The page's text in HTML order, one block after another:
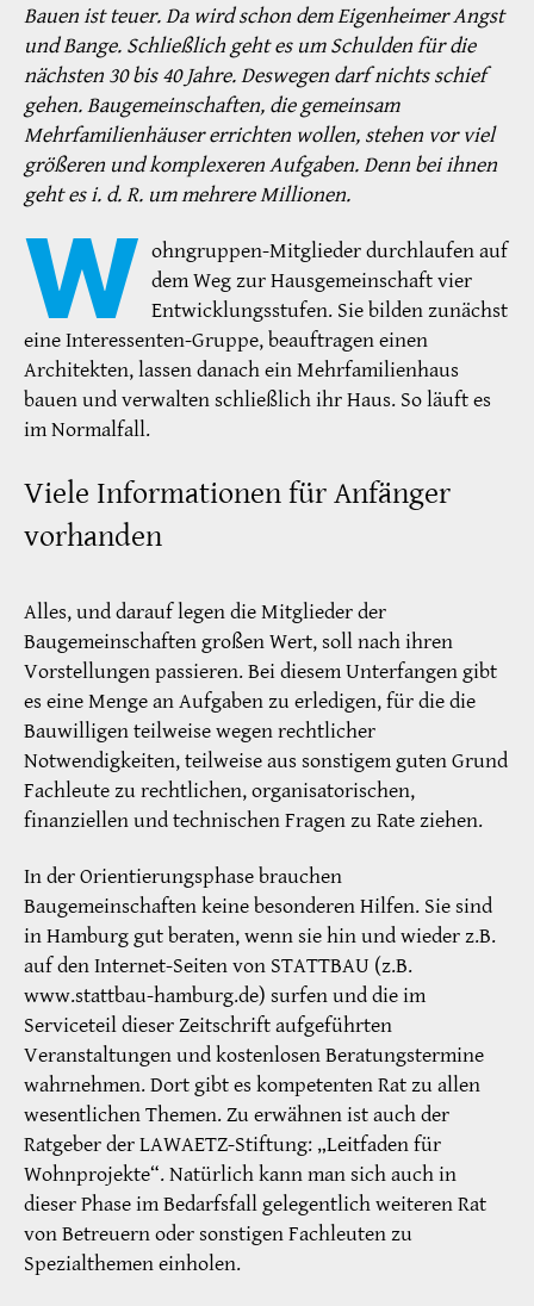
Bauen ist teuer. Da wird schon dem Eigenheimer Angst
und Bange. Schließlich geht es um Schulden für die
nächsten 30 bis 40 Jahre. Deswegen darf nichts schief
gehen. Baugemeinschaften, die gemeinsam
Mehrfamilienhäuser errichten wollen, stehen vor viel
größeren und komplexeren Aufgaben. Denn bei ihnen
geht es i. d. R. um mehrere Millionen.
W ohngruppen-Mitglieder durchlaufen auf
dem Weg zur Hausgemeinschaft vier
Entwicklungsstufen. Sie bilden zunächst
eine Interessenten-Gruppe, beauftragen einen
Architekten, lassen danach ein Mehrfamilienhaus
bauen und verwalten schließlich ihr Haus. So läuft es
im Normalfall.
Viele Informationen für Anfänger
vorhanden
Alles, und darauf legen die Mitglieder der
Baugemeinschaften großen Wert, soll nach ihren
Vorstellungen passieren. Bei diesem Unterfangen gibt
es eine Menge an Aufgaben zu erledigen, für die die
Bauwilligen teilweise wegen rechtlicher
Notwendigkeiten, teilweise aus sonstigem guten Grund
Fachleute zu rechtlichen, organisatorischen,
finanziellen und technischen Fragen zu Rate ziehen.
In der Orientierungsphase brauchen
Baugemeinschaften keine besonderen Hilfen. Sie sind
in Hamburg gut beraten, wenn sie hin und wieder z.B.
auf den Internet-Seiten von STATTBAU (z.B.
www.stattbau-hamburg.de) surfen und die im
Serviceteil dieser Zeitschrift aufgeführten
Veranstaltungen und kostenlosen Beratungstermine
wahrnehmen. Dort gibt es kompetenten Rat zu allen
wesentlichen Themen. Zu erwähnen ist auch der
Ratgeber der LAWAETZ-Stiftung: „Leitfaden für
Wohnprojekte“. Natürlich kann man sich auch in
dieser Phase im Bedarfsfall gelegentlich weiteren Rat
von Betreuern oder sonstigen Fachleuten zu
Spezialthemen einholen.